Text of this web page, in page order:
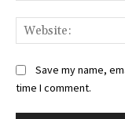
Save my name,
time I comment.